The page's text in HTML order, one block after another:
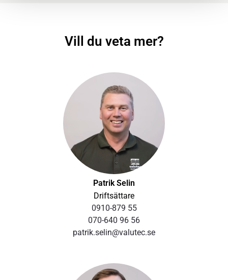
Vill du veta mer?
Patrik Selin
Driftsättare
0910-879 55
070-640 96 56
patrik.selin@valutec.se